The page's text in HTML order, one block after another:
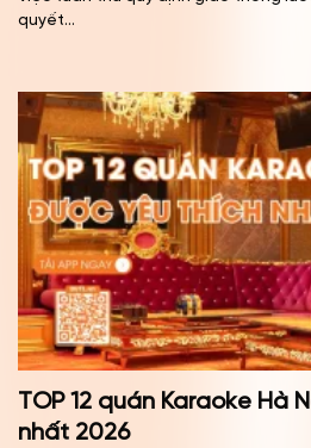
quyết...
TOP 12 quán Karaoke Hà
nhất 2026